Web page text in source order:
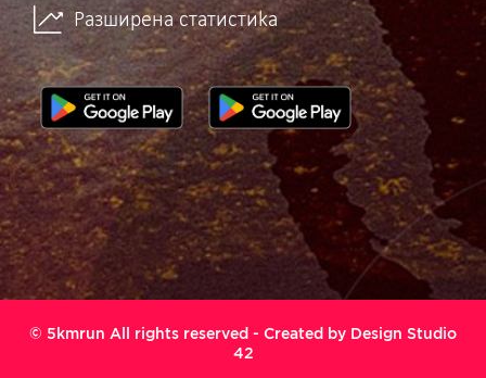
Разширена статистика
© 5kmrun All rights reserved - Created by Design Studio
42